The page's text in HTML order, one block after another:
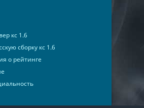
кс 1.6
сборку кс 1.6
о рейтинге